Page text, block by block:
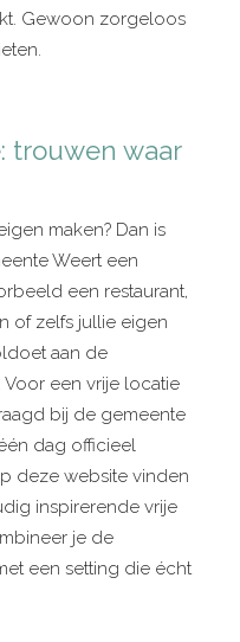
Gewoon zorgeloos
trouwen waar
maken? Dan is
Weert een
een restaurant,
of zelfs jullie eigen
aan de
een vrije locatie
bij de gemeente
dag officieel
deze website vinden
inspirerende vrije
je de
een setting die écht